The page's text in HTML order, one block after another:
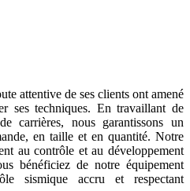
attentive de ses clients ont amené
ses techniques. En travaillant de
carrières, nous garantissons un
en taille et en quantité. Notre
au contrôle et au développement
bénéficiez de notre équipement
sismique accru et respectant